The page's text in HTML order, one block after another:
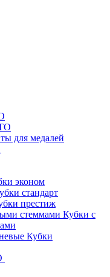
для медалей
эконом
стандарт
престиж
Кубки с
Кубки